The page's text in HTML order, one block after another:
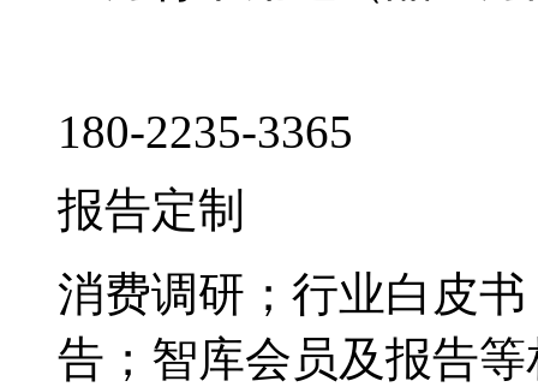
180-2235-3365
报告定制
消费调研；行业白皮
告；智库会员及报告